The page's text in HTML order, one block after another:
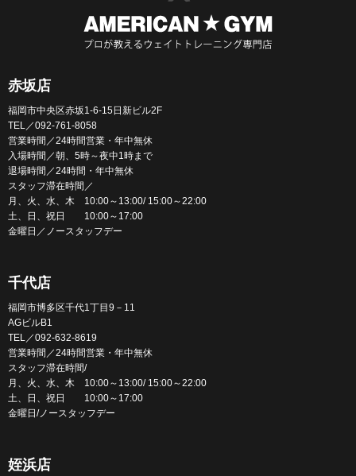
赤坂店
福岡市中央区赤坂1-6-15日新ビル2F
TEL／092-761-8058
営業時間／24時間営業・年中無休
入場時間／朝、5時～夜中1時まで
退場時間／24時間・年中無休
スタッフ滞在時間／
月、火、水、木 10:00～13:00/ 15:00～22:00
土、日、祝日 10:00～17:00
金曜日／ノースタッフデー
千代店
福岡市博多区千代1丁目9－11
AGビルB1
TEL／092-632-8619
営業時間／24時間営業・年中無休
スタッフ滞在時間/
月、火、水、木 10:00～13:00/ 15:00～22:00
土、日、祝日 10:00～17:00
金曜日/ノースタッフデー
姪浜店